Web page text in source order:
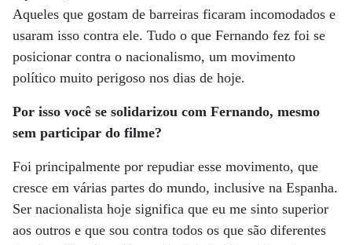
Aqueles que gostam de barreiras ficaram incomodados e
usaram isso contra ele. Tudo o que Fernando fez foi se
posicionar contra o nacionalismo, um movimento
político muito perigoso nos dias de hoje.
Por isso você se solidarizou com Fernando, mesmo
sem participar do filme?
Foi principalmente por repudiar esse movimento, que
cresce em várias partes do mundo, inclusive na Espanha.
Ser nacionalista hoje significa que eu me sinto superior
aos outros e que sou contra todos os que são diferentes